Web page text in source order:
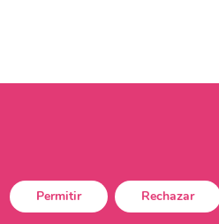
Permitir Rechazar